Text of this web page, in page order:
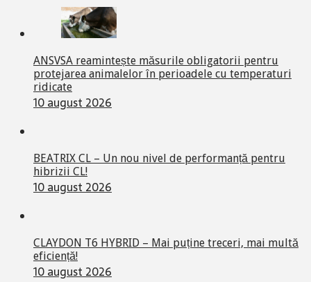
ANSVSA reamintește măsurile obligatorii pentru
protejarea animalelor în perioadele cu temperaturi
ridicate
10 august 2026
BEATRIX CL – Un nou nivel de performanță pentru
hibrizii CL!
10 august 2026
CLAYDON T6 HYBRID – Mai puține treceri, mai multă
eficiență!
10 august 2026